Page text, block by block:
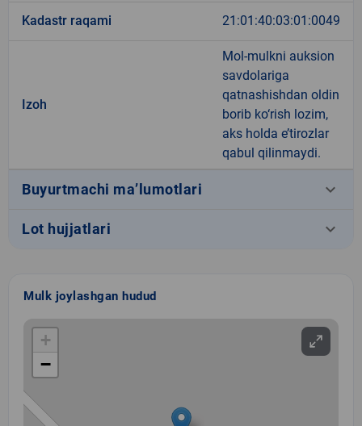
Kadastr raqami 21:01:40:03:01:0049
Izoh
Mol-mulkni auksion
savdolariga
qatnashishdan oldin
borib ko‘rish lozim,
aks holda e’tirozlar
qabul qilinmaydi.
Buyurtmachi ma’lumotlari keyboard_arrow_down
Lot hujjatlari keyboard_arrow_down
Mulk joylashgan hudud
+
−